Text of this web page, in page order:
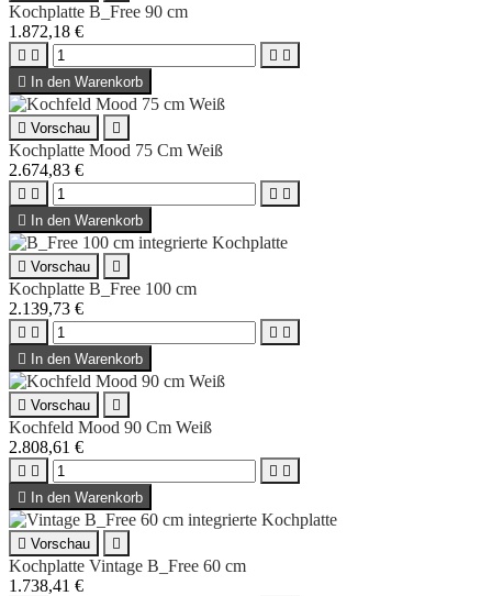
Kochplatte B_Free 90 cm
1.872,18 €
   
 In den Warenkorb
 Vorschau 
Kochplatte Mood 75 Cm Weiß
2.674,83 €
   
 In den Warenkorb
 Vorschau 
Kochplatte B_Free 100 cm
2.139,73 €
   
 In den Warenkorb
 Vorschau 
Kochfeld Mood 90 Cm Weiß
2.808,61 €
   
 In den Warenkorb
 Vorschau 
Kochplatte Vintage B_Free 60 cm
1.738,41 €